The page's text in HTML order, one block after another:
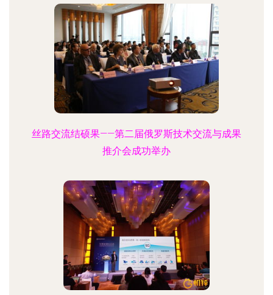
丝路交流结硕果——第二届俄罗斯技术交流与成果
推介会成功举办